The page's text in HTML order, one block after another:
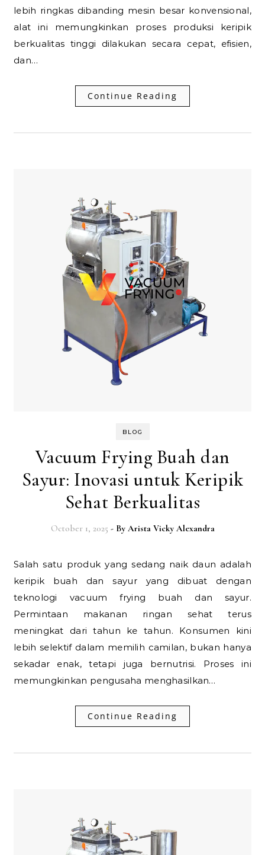
lebih ringkas dibanding mesin besar konvensional,
alat ini memungkinkan proses produksi keripik
berkualitas tinggi dilakukan secara cepat, efisien,
dan…
Continue Reading
BLOG
Vacuum Frying Buah dan
Sayur: Inovasi untuk Keripik
Sehat Berkualitas
October 1, 2025 - By Arista Vicky Alexandra
Salah satu produk yang sedang naik daun adalah
keripik buah dan sayur yang dibuat dengan
teknologi vacuum frying buah dan sayur.
Permintaan makanan ringan sehat terus
meningkat dari tahun ke tahun. Konsumen kini
lebih selektif dalam memilih camilan, bukan hanya
sekadar enak, tetapi juga bernutrisi. Proses ini
memungkinkan pengusaha menghasilkan…
Continue Reading